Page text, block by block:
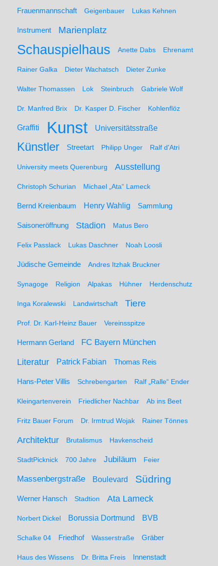
Frauenmannschaft Geigenbauer Lukas Kehnen
Instrument Marienplatz
Schauspielhaus Anette Dabs Ehrenamt
Rainer Galka Dieter Wachatsch Dieter Zunke
Walter Thomassen Lok Steinbruch Gabriele Wolf
Dr. Manfred Brix Dr. Kasper D. Fischer Kohlenflöz
Graffiti Kunst Universitätsstraße
Künstler Streetart Philipp Unger Ralf d'Atri
University meets Querenburg Ausstellung
Christoph Schurian Michael „Ata“ Lameck
Bernd Kreienbaum Henry Wahlig Sammlung
Saisoneröffnung Stadion Matus Bero
Felix Passlack Lukas Daschner Noah Loosli
Jüdische Gemeinde Andres Itzhak Bruckner
Synagoge Religion Alpakas Hühner Herdenschutz
Inga Koralewski Landwirtschaft Tiere
Prof. Dr. Karl-Heinz Bauer Vereinsspitze
Hermann Gerland FC Bayern München
Literatur Patrick Fabian Thomas Reis
Hans-Peter Villis Schrebengarten Ralf „Ralle“ Ender
Kleingartenverein Friedlicher Nachbar Ab ins Beet
Fritz Bauer Forum Dr. Irmtrud Wojak Rainer Tönnes
Architektur Brutalismus Havkenscheid
StadtPicknick 700 Jahre Jubiläum Feier
Massenbergstraße Boulevard Südring
Werner Hansch Stadtion Ata Lameck
Norbert Dickel Borussia Dortmund BVB
Schalke 04 Friedhof Wasserstraße Gräber
Haus des Wissens Dr. Britta Freis Innenstadt